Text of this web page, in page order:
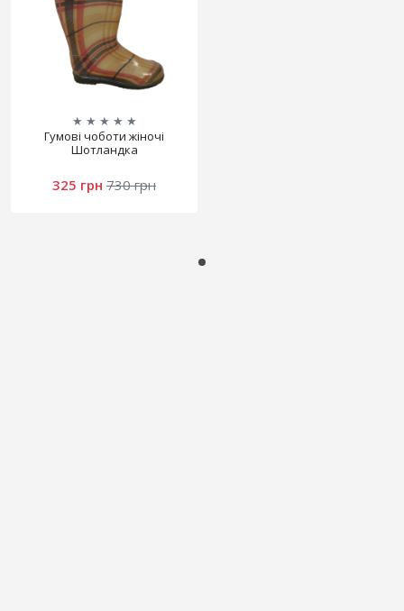
★ ★ ★ ★ ★
Гумові чоботи жіночі
Шотландка
325 грн 730 грн